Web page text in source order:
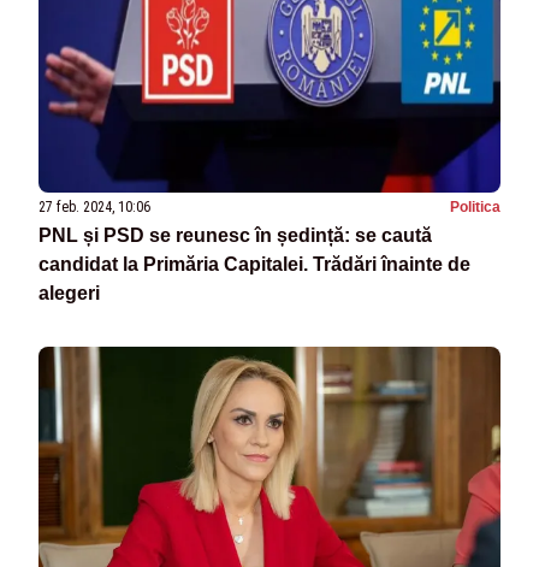
27 feb. 2024, 10:06 Politica
PNL și PSD se reunesc în ședință: se caută
candidat la Primăria Capitalei. Trădări înainte de
alegeri